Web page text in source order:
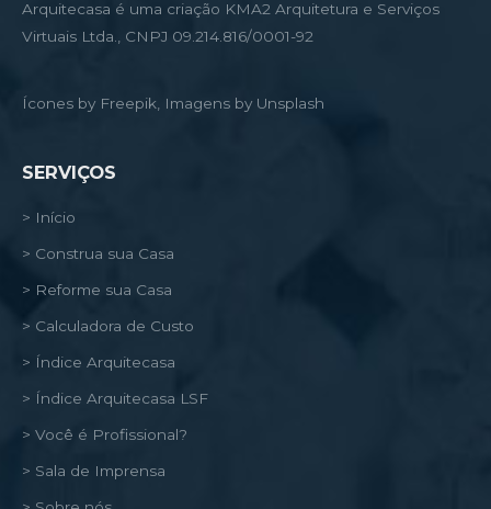
Arquitecasa é uma criação KMA2 Arquitetura e Serviços
Virtuais Ltda., CNPJ 09.214.816/0001-92
Ícones by Freepik, Imagens by Unsplash
SERVIÇOS
> Início
> Construa sua Casa
> Reforme sua Casa
> Calculadora de Custo
> Índice Arquitecasa
> Índice Arquitecasa LSF
> Você é Profissional?
> Sala de Imprensa